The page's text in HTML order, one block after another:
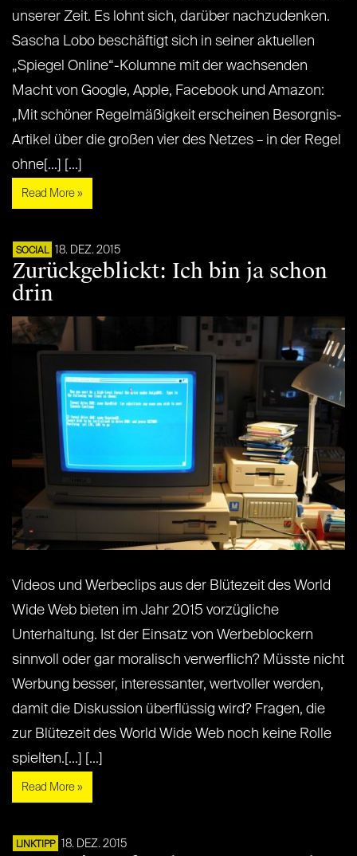
unserer Zeit. Es lohnt sich, darüber nachzudenken.
Sascha Lobo beschäftigt sich in seiner aktuellen
„Spiegel Online“-Kolumne mit der wachsenden
Macht von Google, Apple, Facebook und Amazon:
„Mit schöner Regelmäßigkeit erscheinen Besorgnis-
Artikel über die großen vier des Netzes – in der Regel
ohne[...] [...]
Read More »
SOCIAL 18. DEZ. 2015
Zurückgeblickt: Ich bin ja schon
drin
Videos und Werbeclips aus der Blütezeit des World
Wide Web bieten im Jahr 2015 vorzügliche
Unterhaltung. Ist der Einsatz von Werbeblockern
sinnvoll oder gar moralisch verwerflich? Müsste nicht
Werbung besser, interessanter, wertvoller werden,
damit die Diskussion überflüssig wird? Fragen, die
zur Blütezeit des World Wide Web noch keine Rolle
spielten.[...] [...]
Read More »
LINKTIPP 18. DEZ. 2015